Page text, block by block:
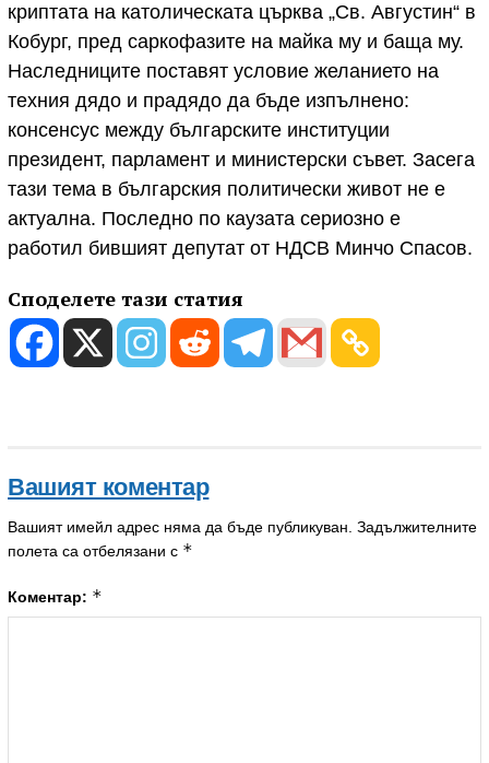
криптата на католическата църква „Св. Августин“ в
Кобург, пред саркофазите на майка му и баща му.
Наследниците поставят условие желанието на
техния дядо и прадядо да бъде изпълнено:
консенсус между българските институции
президент, парламент и министерски съвет. Засега
тази тема в българския политически живот не е
актуална. Последно по каузата сериозно е
работил бившият депутат от НДСВ Минчо Спасов.
Споделете тази статия
Вашият коментар
Вашият имейл адрес няма да бъде публикуван. Задължителните
полета са отбелязани с *
Коментар: *